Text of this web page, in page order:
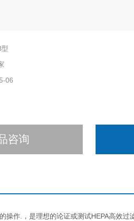
06
咨询
操作 ，是理想的论证或测试HEPA高效过